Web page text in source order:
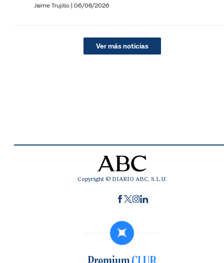
Jaime Trujillo | 06/08/2026
Ver más noticias
Copyright © DIARIO ABC, S.L.U.